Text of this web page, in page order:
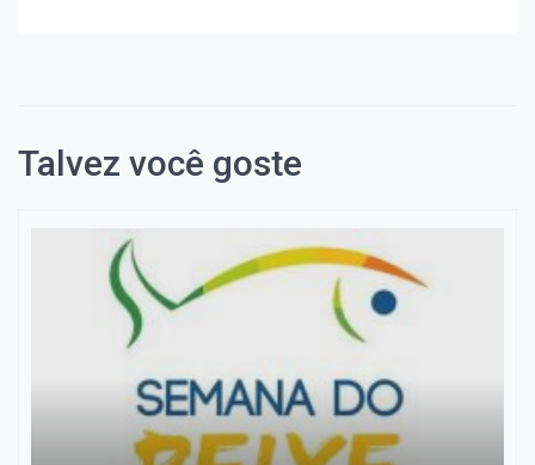
Talvez você goste